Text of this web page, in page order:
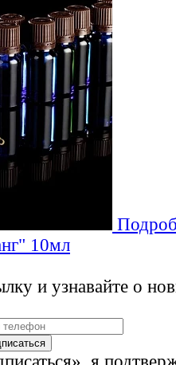
10мл
и узнавайте о